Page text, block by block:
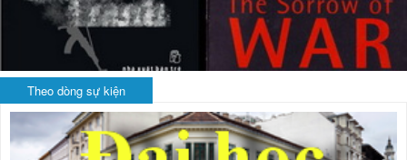
Theo dòng sự kiện